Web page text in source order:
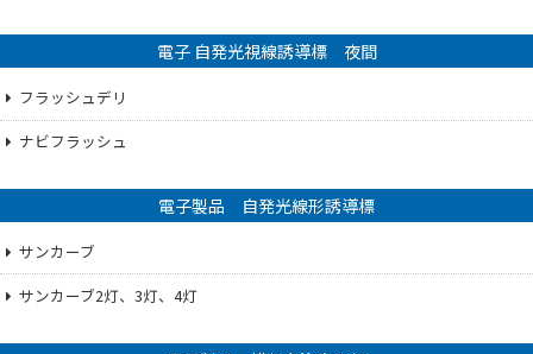
電子 自発光視線誘導標 夜間
フラッシュデリ
ナビフラッシュ
電子製品 自発光線形誘導標
サンカーブ
サンカーブ2灯、3灯、4灯